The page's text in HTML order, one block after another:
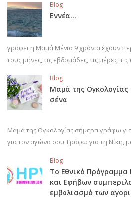
Blog
Εννέα…
γράφει η Μαμά Μένια 9 χρόνια έχουν
τους μήνες, τις εβδομάδες, τις μέρες,
Blog
Μαμά της
σένα
Μαμά της Ογκολογίας σήμερα γράφω
για τον αγώνα σου. Γράφω για τη Νίκη,
Blog
Το Εθνικό Πρόγραμμα
και Εφήβων
εμβολιασμό των